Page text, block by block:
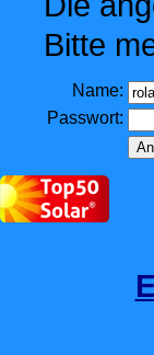
Bitte
Name:
Passwort: